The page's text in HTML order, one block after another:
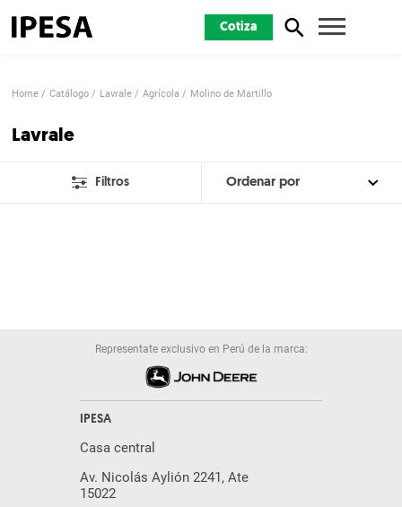
Cotiza
Home Catálogo Lavrale Agrícola Molino de Martillo
Lavrale
Filtros
Representate exclusivo en Perú de la marca:
IPESA
Casa central
Av. Nicolás Aylión 2241, Ate
15022